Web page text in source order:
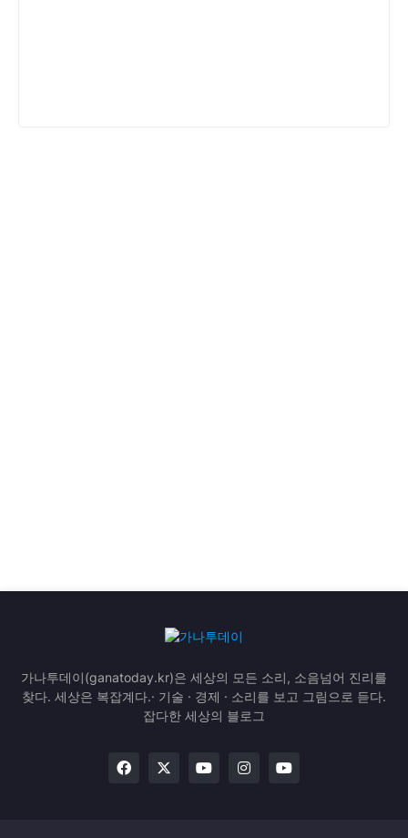
가나투데이(ganatoday.kr)은 세상의 모든 소리, 소음넘어 진리를
찾다. 세상은 복잡계다.· 기술 · 경제 · 소리를 보고 그림으로 듣다.
잡다한 세상의 블로그